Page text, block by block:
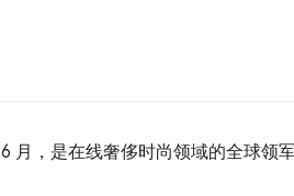
月，是在线奢侈时尚领域的全球领